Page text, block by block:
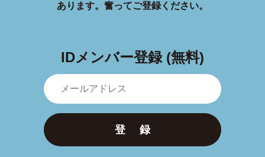
あります。 奮ってご登録ください。
IDメンバー登録 (無料)
登 録